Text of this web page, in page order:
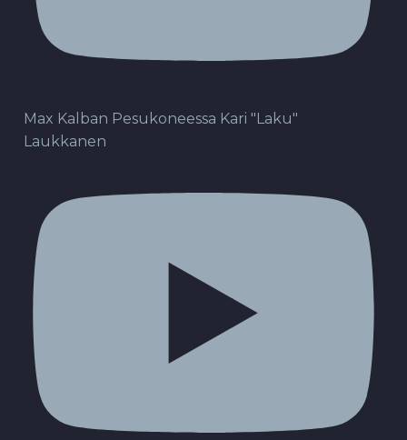
Max Kalban Pesukoneessa Kari "Laku"
Laukkanen